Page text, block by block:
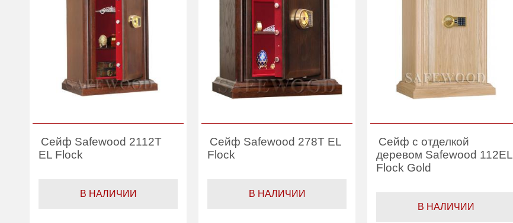
Сейф Safewood 2112T
EL Flock
В НАЛИЧИИ
Сейф Safewood 278T EL
Flock
В НАЛИЧИИ
Сейф с отделкой
деревом Safewood 112EL
Flock Gold
В НАЛИЧИИ